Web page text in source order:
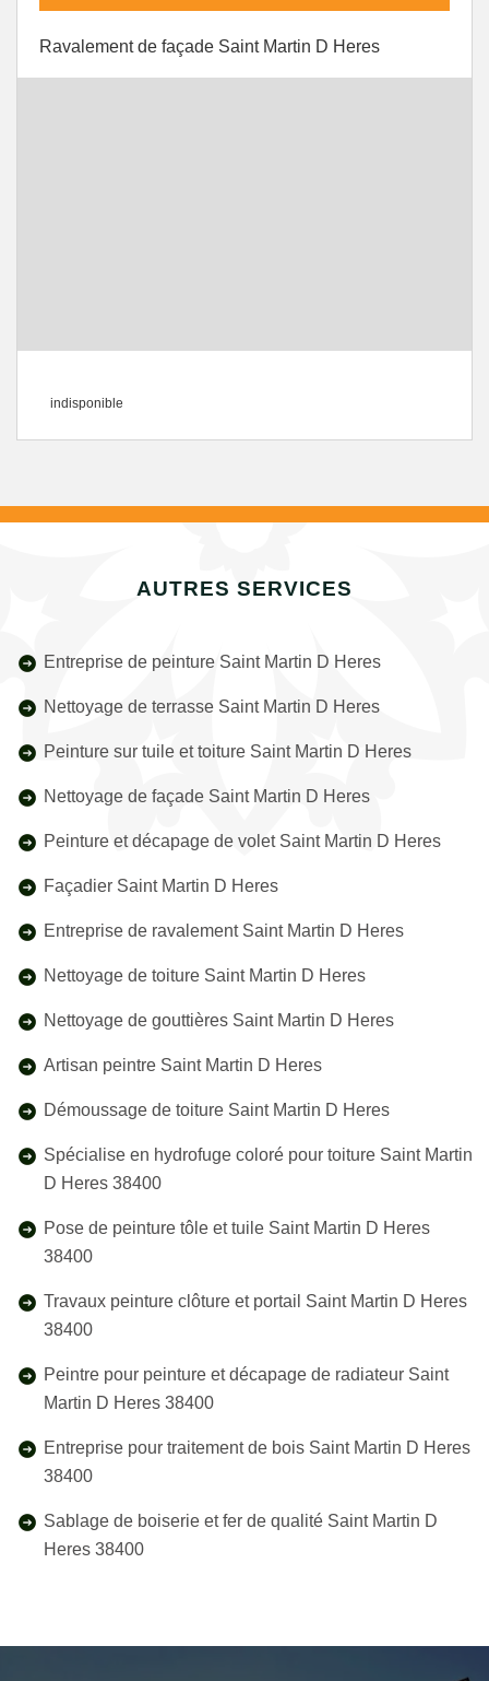
Ravalement de façade Saint Martin D Heres
indisponible
AUTRES SERVICES
Entreprise de peinture Saint Martin D Heres
Nettoyage de terrasse Saint Martin D Heres
Peinture sur tuile et toiture Saint Martin D Heres
Nettoyage de façade Saint Martin D Heres
Peinture et décapage de volet Saint Martin D Heres
Façadier Saint Martin D Heres
Entreprise de ravalement Saint Martin D Heres
Nettoyage de toiture Saint Martin D Heres
Nettoyage de gouttières Saint Martin D Heres
Artisan peintre Saint Martin D Heres
Démoussage de toiture Saint Martin D Heres
Spécialise en hydrofuge coloré pour toiture Saint Martin
D Heres 38400
Pose de peinture tôle et tuile Saint Martin D Heres
38400
Travaux peinture clôture et portail Saint Martin D Heres
38400
Peintre pour peinture et décapage de radiateur Saint
Martin D Heres 38400
Entreprise pour traitement de bois Saint Martin D Heres
38400
Sablage de boiserie et fer de qualité Saint Martin D
Heres 38400